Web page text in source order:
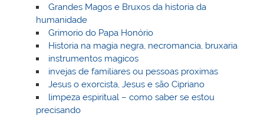
Grandes Magos e Bruxos da historia da
humanidade
Grimorio do Papa Honório
Historia na magia negra, necromancia, bruxaria
instrumentos magicos
invejas de familiares ou pessoas proximas
Jesus o exorcista, Jesus e são Cipriano
limpeza espiritual – como saber se estou
precisando